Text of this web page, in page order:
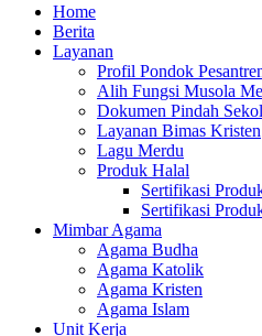
Home
Berita
Layanan
Profil Pondok
Alih Fungsi Musola
Dokumen Pindah
Layanan Bimas Kristen
Lagu Merdu
Produk Halal
Sertifikasi
Sertifikasi
Mimbar Agama
Agama Budha
Agama Katolik
Agama Kristen
Agama Islam
Unit Kerja